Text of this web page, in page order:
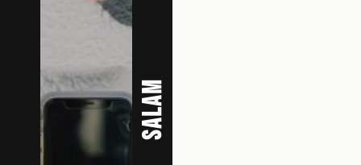
Salam